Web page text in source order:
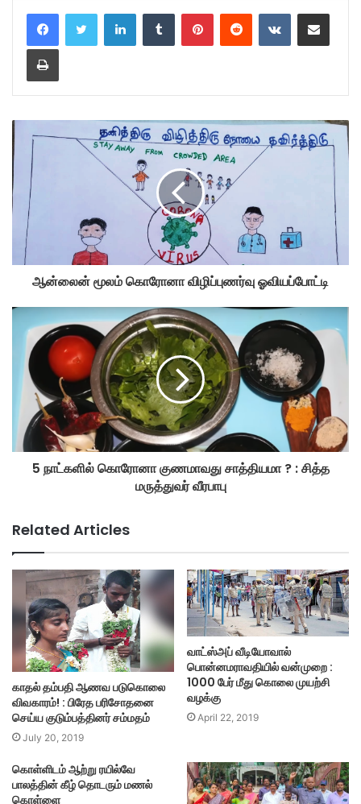
LinkedInTumblr PinterestReddit VKontakteShare via Email
Print
ஆன்லைன் மூலம் கொரோனா விழிப்புணர்வு ஓவியப்போட்டி
5 நாட்களில் கொரோனா குணமாவது சாத்தியமா ? : சித்த
மருத்துவர் வீரபாபு
Related Articles
காதல் தம்பதி ஆணவ படுகொலை
விவகாரம்! : பிரேத பரிசோதனை
செய்ய குடும்பத்தினர் சம்மதம்
July 20, 2019
வாட்ஸ்அப் வீடியோவால்
பொன்னமராவதியில் வன்முறை :
1000 பேர் மீது கொலை முயற்சி
வழக்கு
April 22, 2019
கொள்ளிடம் ஆற்று ரயில்வே
பாலத்தின் கீழ் தொடரும் மணல்
கொள்ளை